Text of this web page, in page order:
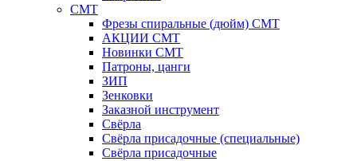
CMT
Фрезы спиральные (дюйм) СМТ
АКЦИИ СМТ
Новинки CMT
Патроны, цанги
ЗИП
Зенковки
Заказной инструмент
Свёрла
Свёрла присадочные (специальные)
Свёрла присадочные